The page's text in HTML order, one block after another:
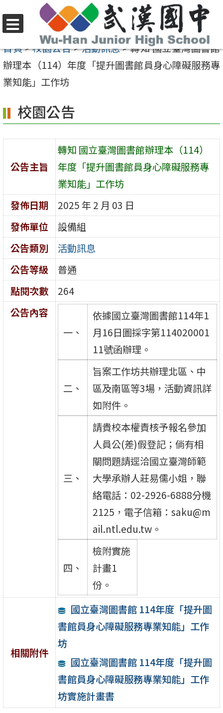
至
要
內
區
選
單
首頁>校園公告>活動訊息>轉知 國立臺灣圖書館
辦理本（114）年度「提升圖書館員身心障礙服務專
業知能」工作坊
校園公告
公告主旨
轉知 國立臺灣圖書館辦理本（114）
年度「提升圖書館員身心障礙服務專
業知能」工作坊
發佈日期
2025 年 2 月 03 日
發佈單位
設備組
公告類別
活動訊息
公告等級
普通
點閱次數
264
公告內容
一、
依據國立臺灣圖書館114年1
月16日圖採字第114020001
11號函辦理。
二、
旨案工作坊共辦理北區、中
區及南區等3場，活動資訊詳
如附件。
三、
請貴校本權責核予報名參加
人員公(差)假登記；倘有相
關問題請逕洽國立臺灣師範
大學承辦人莊易儒小姐，聯
絡電話：02-2926-6888分機
2125，電子信箱：saku@m
ail.ntl.edu.tw。
四、
檢附實施
計畫1
份。
相關附件
國立臺灣圖書館 114年度「提升圖
書館員身心障礙服務專業知能」工作
坊
國立臺灣圖書館 114年度「提升圖
書館員身心障礙服務專業知能」工作
坊實施計畫書